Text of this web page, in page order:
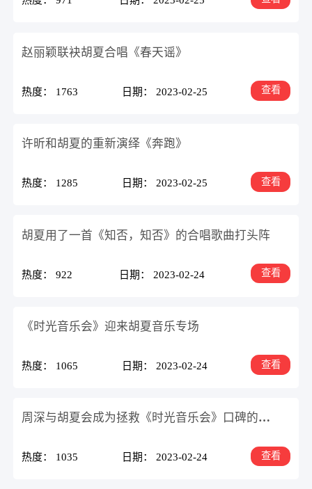
赵丽颖联袂胡夏合唱《春天谣》
热度： 1763 日期： 2023-02-25 查看
许昕和胡夏的重新演绎《奔跑》
热度： 1285 日期： 2023-02-25 查看
胡夏用了一首《知否，知否》的合唱歌曲打头阵
热度： 922 日期： 2023-02-24 查看
《时光音乐会》迎来胡夏音乐专场
热度： 1065 日期： 2023-02-24 查看
周深与胡夏会成为拯救《时光音乐会》口碑的歌手吗
热度： 1035 日期： 2023-02-24 查看